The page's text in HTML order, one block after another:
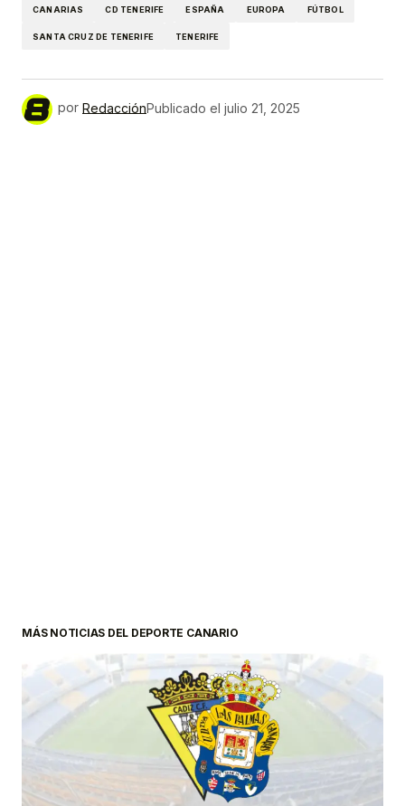
CANARIAS CD TENERIFE ESPAÑA EUROPA FÚTBOL
SANTA CRUZ DE TENERIFE TENERIFE
por RedacciónPublicado el julio 21, 2025
MÁS NOTICIAS DEL DEPORTE CANARIO